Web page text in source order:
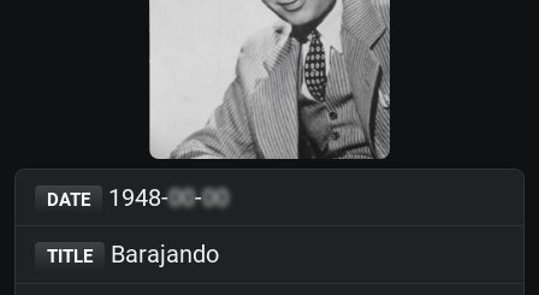
DATE 1948-00-00
TITLE Barajando